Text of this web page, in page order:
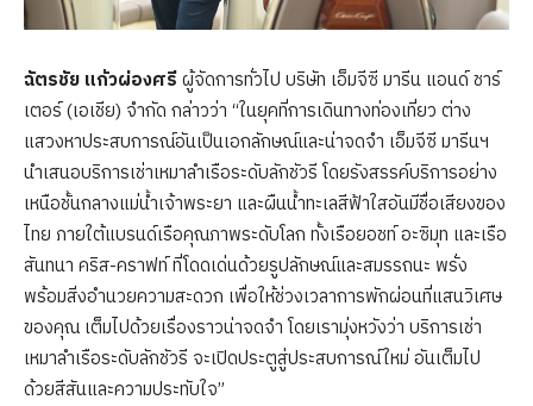
ฉัตรชัย แก้วผ่องศรีผู้จัดการทั่วไป บริษัท เอ็มจีซี มารีน แอนด์ ชาร์
เตอร์ (เอเชีย) จำกัด กล่าวว่า “ในยุคที่การเดินทางท่องเที่ยว ต่าง
แสวงหาประสบการณ์อันเป็นเอกลักษณ์และน่าจดจำ เอ็มจีซี มารีนฯ
นำเสนอบริการเช่าเหมาลำเรือระดับลักชัวรี โดยรังสรรค์บริการอย่าง
เหนือชั้นกลางแม่น้ำเจ้าพระยา และผืนน้ำทะเลสีฟ้าใสอันมีชื่อเสียงของ
ไทย ภายใต้แบรนด์เรือคุณภาพระดับโลก ทั้งเรือยอชท์ อะซิมุท และเรือ
สันทนา คริส-คราฟท์ ที่โดดเด่นด้วยรูปลักษณ์และสมรรถนะ พรั่ง
พร้อมสิ่งอำนวยความสะดวก เพื่อให้ช่วงเวลาการพักผ่อนที่แสนวิเศษ
ของคุณ เต็มไปด้วยเรื่องราวน่าจดจำ โดยเรามุ่งหวังว่า บริการเช่า
เหมาลำเรือระดับลักชัวรี จะเปิดประตูสู่ประสบการณ์ใหม่ อันเต็มไป
ด้วยสีสันและความประทับใจ”